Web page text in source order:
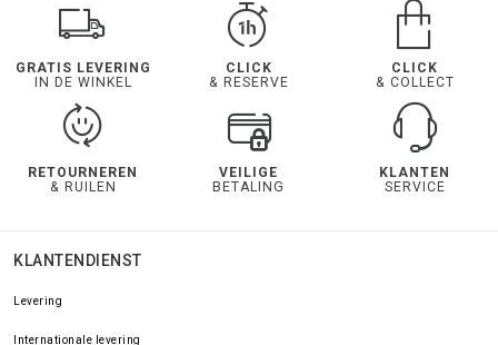
GRATIS LEVERING
IN DE WINKEL
CLICK
& RESERVE
CLICK
& COLLECT
RETOURNEREN
& RUILEN
VEILIGE
BETALING
KLANTEN
SERVICE
KLANTENDIENST
Levering
Internationale levering